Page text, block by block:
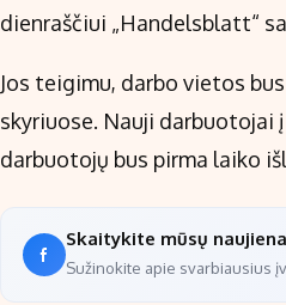
dienraščiui „Handelsblatt“
Jos teigimu, darbo vietos
skyriuose. Nauji darbuotojai
darbuotojų bus pirma laiko
Skaitykite mūsų
Sužinokite apie svarbiausius